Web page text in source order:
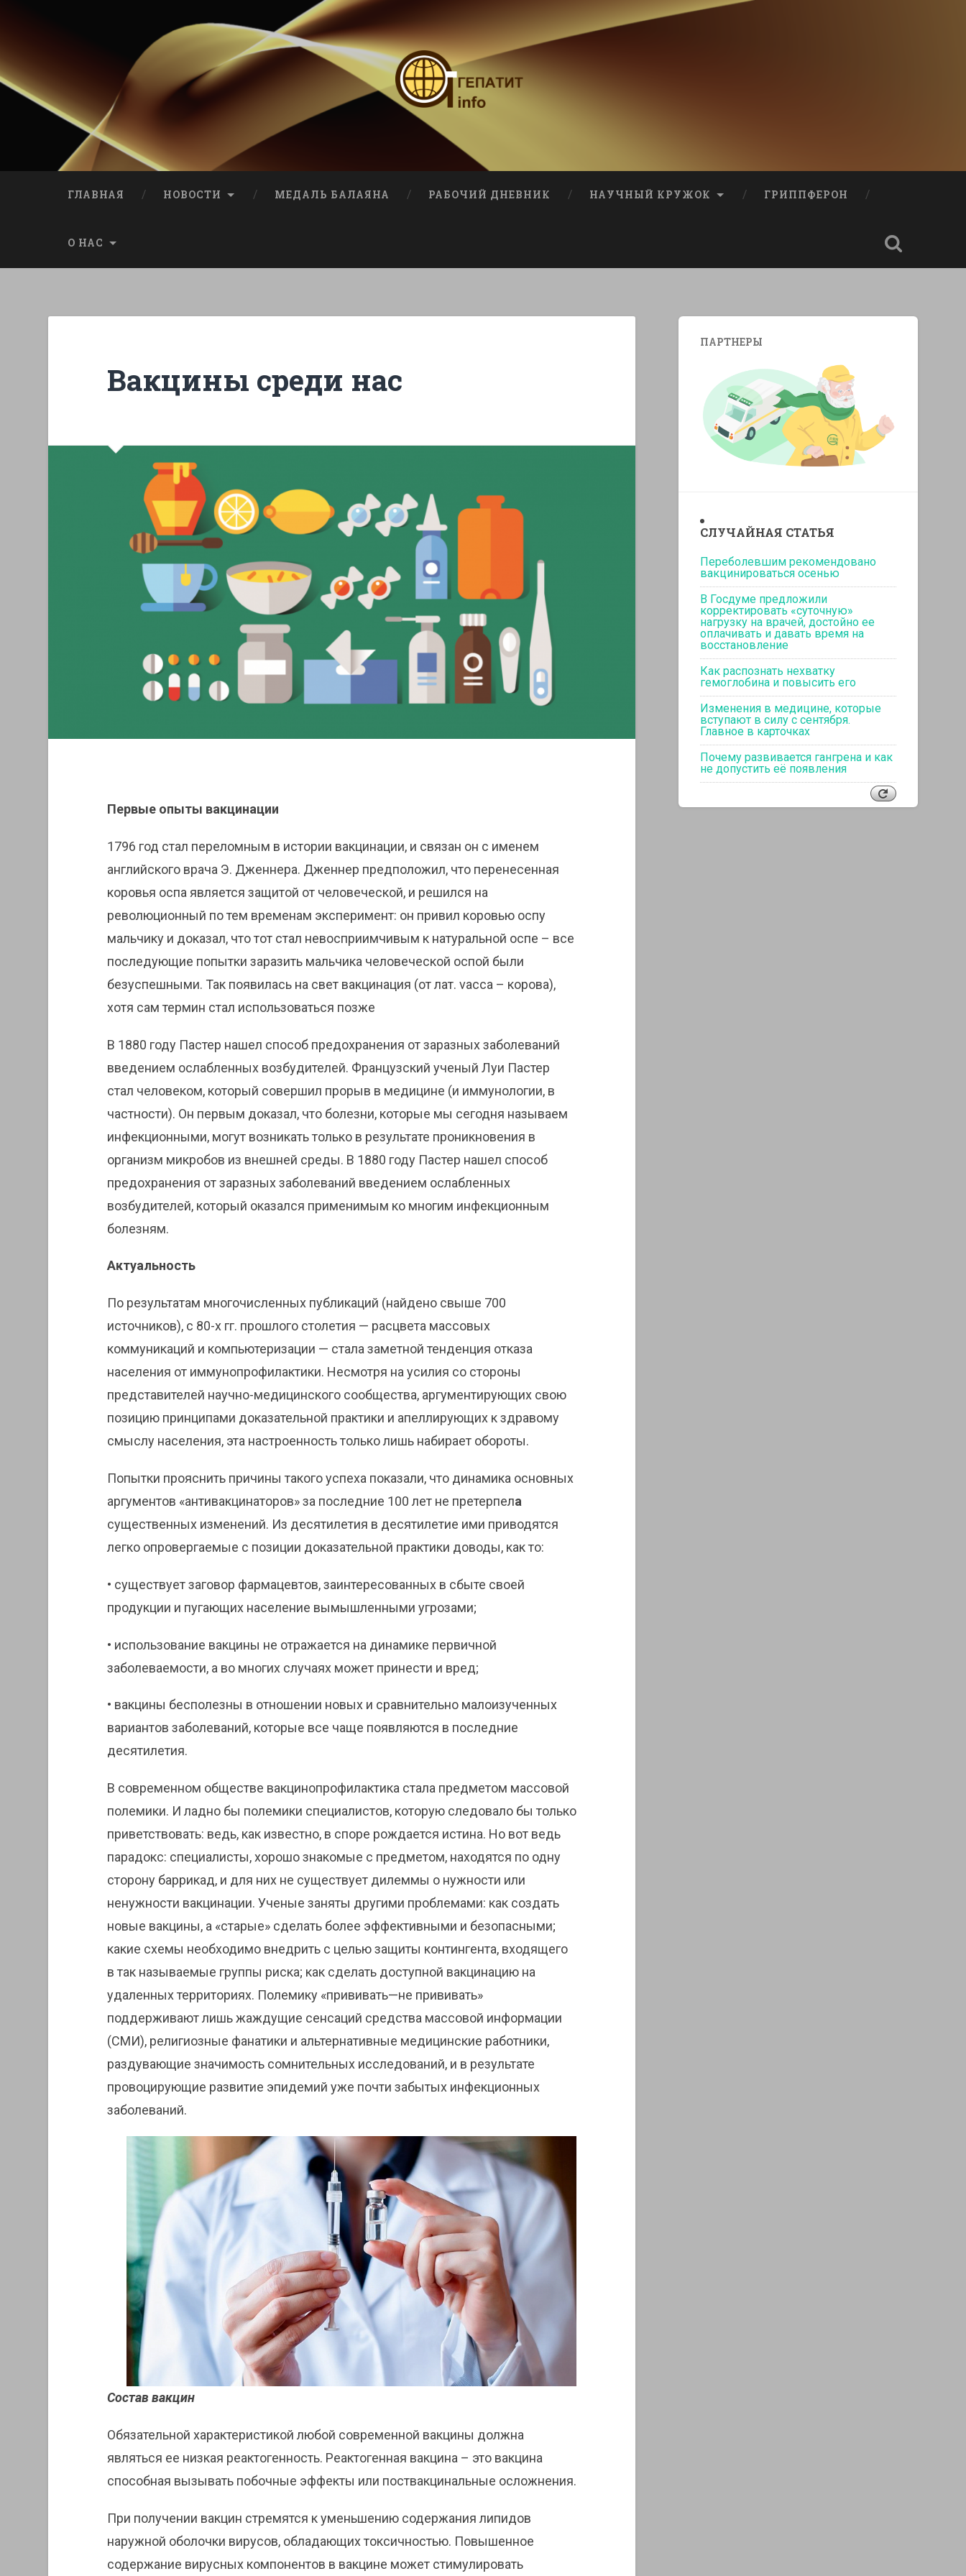
ГЛАВНАЯ НОВОСТИ МЕДАЛЬ БАЛАЯНА РАБОЧИЙ ДНЕВНИК НАУЧНЫЙ КРУЖОК ГРИППФЕРОН
О НАС
Вакцины среди нас
Первые опыты вакцинации
1796 год стал переломным в истории вакцинации, и связан он с именем
английского врача Э. Дженнера. Дженнер предположил, что перенесенная
коровья оспа является защитой от человеческой, и решился на
революционный по тем временам эксперимент: он привил коровью оспу
мальчику и доказал, что тот стал невосприимчивым к натуральной оспе – все
последующие попытки заразить мальчика человеческой оспой были
безуспешными. Так появилась на свет вакцинация (от лат. vacca – корова),
хотя сам термин стал использоваться позже
В 1880 году Пастер нашел способ предохранения от заразных заболеваний
введением ослабленных возбудителей. Французский ученый Луи Пастер
стал человеком, который совершил прорыв в медицине (и иммунологии, в
частности). Он первым доказал, что болезни, которые мы сегодня называем
инфекционными, могут возникать только в результате проникновения в
организм микробов из внешней среды. В 1880 году Пастер нашел способ
предохранения от заразных заболеваний введением ослабленных
возбудителей, который оказался применимым ко многим инфекционным
болезням.
Актуальность
По результатам многочисленных публикаций (найдено свыше 700
источников), с 80-х гг. прошлого столетия — расцвета массовых
коммуникаций и компьютеризации — стала заметной тенденция отказа
населения от иммунопрофилактики. Несмотря на усилия со стороны
представителей научно-медицинского сообщества, аргументирующих свою
позицию принципами доказательной практики и апеллирующих к здравому
смыслу населения, эта настроенность только лишь набирает обороты.
Попытки прояснить причины такого успеха показали, что динамика основных
аргументов «антивакцинаторов» за последние 100 лет не претерпела
существенных изменений. Из десятилетия в десятилетие ими приводятся
легко опровергаемые с позиции доказательной практики доводы, как то:
• существует заговор фармацевтов, заинтересованных в сбыте своей
продукции и пугающих население вымышленными угрозами;
• использование вакцины не отражается на динамике первичной
заболеваемости, а во многих случаях может принести и вред;
• вакцины бесполезны в отношении новых и сравнительно малоизученных
вариантов заболеваний, которые все чаще появляются в последние
десятилетия.
В современном обществе вакцинопрофилактика стала предметом массовой
полемики. И ладно бы полемики специалистов, которую следовало бы только
приветствовать: ведь, как известно, в споре рождается истина. Но вот ведь
парадокс: специалисты, хорошо знакомые с предметом, находятся по одну
сторону баррикад, и для них не существует дилеммы о нужности или
ненужности вакцинации. Ученые заняты другими проблемами: как создать
новые вакцины, а «старые» сделать более эффективными и безопасными;
какие схемы необходимо внедрить с целью защиты контингента, входящего
в так называемые группы риска; как сделать доступной вакцинацию на
удаленных территориях. Полемику «прививать—не прививать»
поддерживают лишь жаждущие сенсаций средства массовой информации
(СМИ), религиозные фанатики и альтернативные медицинские работники,
раздувающие значимость сомнительных исследований, и в результате
провоцирующие развитие эпидемий уже почти забытых инфекционных
заболеваний.
Состав вакцин
Обязательной характеристикой любой современной вакцины должна
являться ее низкая реактогенность. Реактогенная вакцина – это вакцина
способная вызывать побочные эффекты или поствакцинальные осложнения.
При получении вакцин стремятся к уменьшению содержания липидов
наружной оболочки вирусов, обладающих токсичностью. Повышенное
содержание вирусных компонентов в вакцине может стимулировать
ПАРТНЕРЫ
СЛУЧАЙНАЯ СТАТЬЯ
Переболевшим рекомендовано
вакцинироваться осенью
В Госдуме предложили
корректировать «суточную»
нагрузку на врачей, достойно ее
оплачивать и давать время на
восстановление
Как распознать нехватку
гемоглобина и повысить его
Изменения в медицине, которые
вступают в силу с сентября.
Главное в карточках
Почему развивается гангрена и как
не допустить её появления